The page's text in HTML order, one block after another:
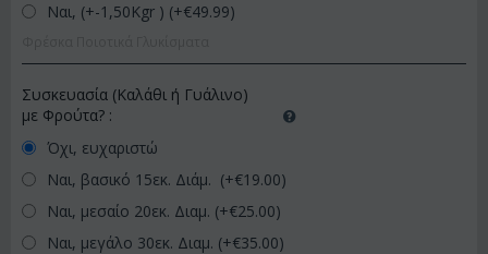
Ναι, (+-1,50Kgr ) (+€49.99)
Συσκευασία (Καλάθι ή Γυάλινο)
με Φρούτα? :
Όχι, ευχαριστώ
Ναι, βασικό 15εκ. Διάμ. (+€19.00)
Ναι, μεσαίο 20εκ. Διαμ. (+€25.00)
Ναι, μεγάλο 30εκ. Διαμ. (+€35.00)